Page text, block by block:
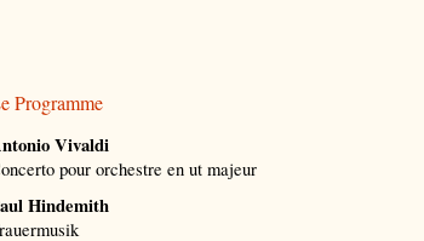
Programme
Vivaldi
pour orchestre en ut majeur
Hindemith